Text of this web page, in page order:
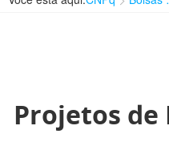
Projetos de